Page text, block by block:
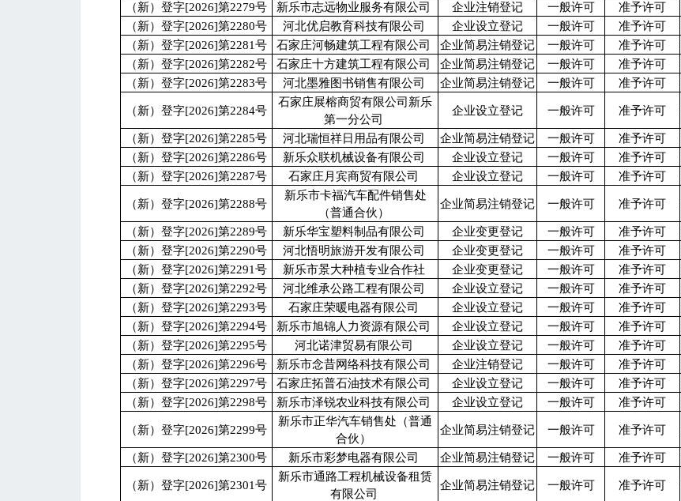
（新）登字[2026]第2279号
新乐市志远物业服务有限公司 企业注销登记 一般许可 准予许可
（新）登字[2026]第2280号
河北优启教育科技有限公司 企业设立登记 一般许可 准予许可
（新）登字[2026]第2281号
石家庄河畅建筑工程有限公司 企业简易注销登记 一般许可 准予许可
（新）登字[2026]第2282号
石家庄十方建筑工程有限公司 企业简易注销登记 一般许可 准予许可
（新）登字[2026]第2283号
河北墨雅图书销售有限公司 企业简易注销登记 一般许可 准予许可
（新）登字[2026]第2284号
石家庄展榕商贸有限公司新乐
第一分公司
企业设立登记 一般许可 准予许可
（新）登字[2026]第2285号 河北瑞恒祥日用品有限公司 企业简易注销登记 一般许可 准予许可
（新）登字[2026]第2286号
新乐众联机械设备有限公司 企业设立登记 一般许可 准予许可
（新）登字[2026]第2287号
石家庄月宾商贸有限公司 企业设立登记 一般许可 准予许可
（新）登字[2026]第2288号
新乐市卡福汽车配件销售处
（普通合伙）
企业简易注销登记 一般许可 准予许可
（新）登字[2026]第2289号 新乐华宝塑料制品有限公司 企业变更登记 一般许可 准予许可
（新）登字[2026]第2290号
河北悟明旅游开发有限公司 企业变更登记 一般许可 准予许可
（新）登字[2026]第2291号
新乐市景大种植专业合作社 企业变更登记 一般许可 准予许可
（新）登字[2026]第2292号
河北维承公路工程有限公司 企业设立登记 一般许可 准予许可
（新）登字[2026]第2293号
石家庄荣暖电器有限公司 企业设立登记 一般许可 准予许可
（新）登字[2026]第2294号
新乐市旭锦人力资源有限公司 企业设立登记 一般许可 准予许可
（新）登字[2026]第2295号
河北诺津贸易有限公司 企业设立登记 一般许可 准予许可
（新）登字[2026]第2296号
新乐市念昔网络科技有限公司 企业注销登记 一般许可 准予许可
（新）登字[2026]第2297号
石家庄拓普石油技术有限公司 企业设立登记 一般许可 准予许可
（新）登字[2026]第2298号
新乐市泽锐农业科技有限公司 企业设立登记 一般许可 准予许可
（新）登字[2026]第2299号
新乐市正华汽车销售处（普通
合伙）
企业简易注销登记 一般许可 准予许可
（新）登字[2026]第2300号 新乐市彩梦电器有限公司 企业简易注销登记 一般许可 准予许可
（新）登字[2026]第2301号
新乐市通路工程机械设备租赁
有限公司
企业简易注销登记 一般许可 准予许可